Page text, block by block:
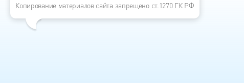
Копирование материалов сайта запрещено ст.1270 ГК РФ